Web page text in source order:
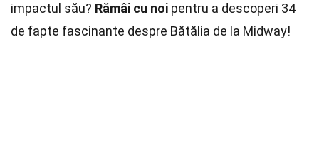
impactul său? Rămâi cu noi pentru a descoperi 34
de fapte fascinante despre Bătălia de la Midway!